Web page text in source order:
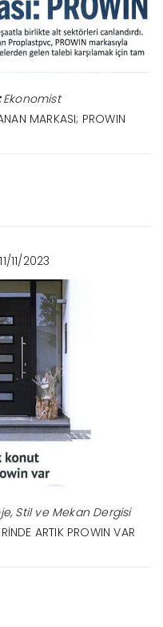
Ekonomist
MARKASI; PROWIN
11/11/2023
Stil ve Mekan Dergisi
ARTIK PROWIN VAR